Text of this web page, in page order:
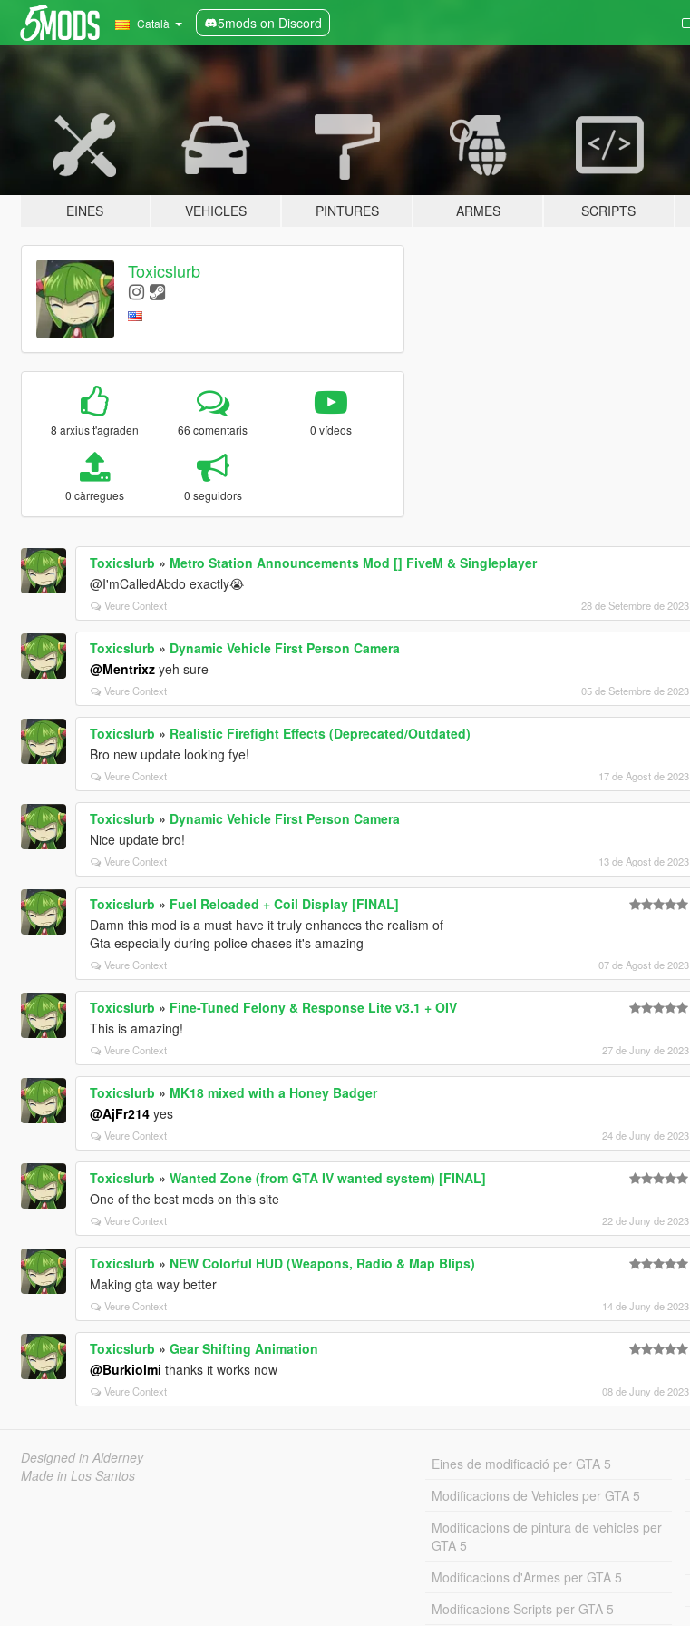
Català 5mods on Discord
EINES VEHICLES PINTURES ARMES SCRIPTS
Toxicslurb
8 arxius t'agraden 66 comentaris 0 vídeos
0 càrregues 0 seguidors
Toxicslurb » Metro Station Announcements Mod [] FiveM & Singleplayer
@I'mCalledAbdo exactly😭
Veure Context 28 de Setembre de 2023
Toxicslurb » Dynamic Vehicle First Person Camera
@Mentrixzyeh sure
Veure Context 05 de Setembre de 2023
Toxicslurb » Realistic Firefight Effects (Deprecated/Outdated)
Bro new update looking fye!
Veure Context 17 de Agost de 2023
Toxicslurb » Dynamic Vehicle First Person Camera
Nice update bro!
Veure Context 13 de Agost de 2023
Toxicslurb » Fuel Reloaded + Coil Display [FINAL]
Damn this mod is a must have it truly enhances the realism of
Gta especially during police chases it's amazing
Veure Context 07 de Agost de 2023
Toxicslurb » Fine-Tuned Felony & Response Lite v3.1 + OIV
This is amazing!
Veure Context 27 de Juny de 2023
Toxicslurb » MK18 mixed with a Honey Badger
@AjFr214yes
Veure Context 24 de Juny de 2023
Toxicslurb » Wanted Zone (from GTA IV wanted system) [FINAL]
One of the best mods on this site
Veure Context 22 de Juny de 2023
Toxicslurb » NEW Colorful HUD (Weapons, Radio & Map Blips)
Making gta way better
Veure Context 14 de Juny de 2023
Toxicslurb » Gear Shifting Animation
@Burkiolmi thanks it works now
Veure Context 08 de Juny de 2023
Designed in Alderney
Made in Los Santos
Eines de modificació per GTA 5
Modificacions de Vehicles per GTA 5
Modificacions de pintura de vehicles per
GTA 5
Modificacions d'Armes per GTA 5
Modificacions Scripts per GTA 5